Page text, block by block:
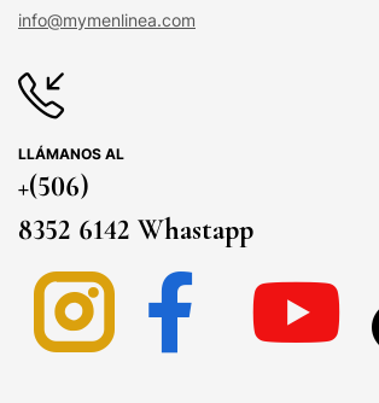
info@mymenlinea.com
LLÁMANOS AL
+(506)
8352 6142 Whastapp